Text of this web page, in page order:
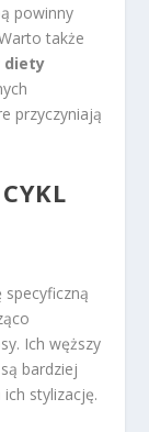
powinny
także
diety
przyczyniają
specyficzną
Ich węższy
bardziej
stylizację.